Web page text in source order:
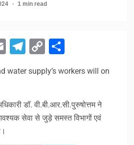
1 min read
EmailTelegram
Copy
water supply’s workers will on
डॉ. वी.बी.आर.सी.पुरुषोत्तम ने
सेवा से जुड़े समस्त विभागों एवं